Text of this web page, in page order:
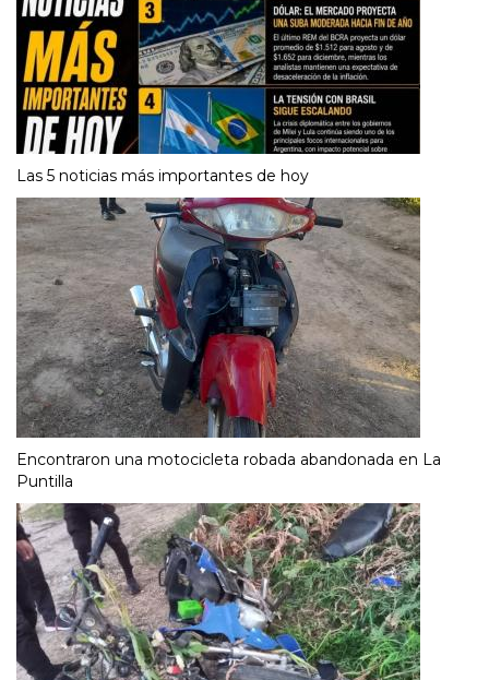
Las 5 noticias más importantes de hoy
Encontraron una motocicleta robada abandonada en La
Puntilla